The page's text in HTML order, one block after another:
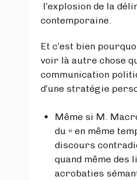
l’explosion de la
contemporaine.
Et c’est bien
voir là autre chose
communication
d’une stratégie
Même si M.
du « en même
discours
quand même des
acrobaties